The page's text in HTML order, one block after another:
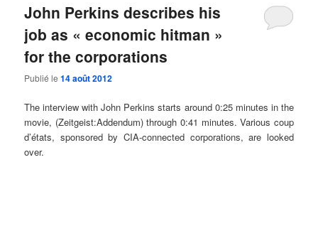
John Perkins describes his
job as « economic hitman »
for the corporations
Publié le14 août 2012
The interview with John Perkins starts around 0:25 minutes in the
movie, (Zeitgeist:Addendum) through 0:41 minutes. Various coup
d’états, sponsored by CIA-connected corporations, are looked
over.